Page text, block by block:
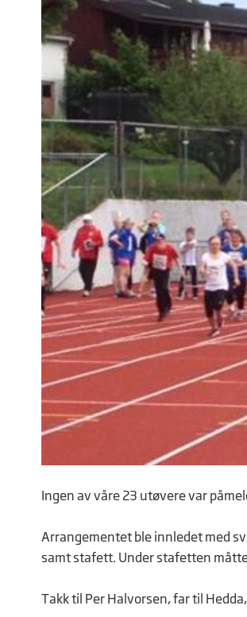
Ingen av våre 23 utøvere var
Arrangementet ble innledet med
samt stafett. Under stafetten
Takk til Per Halvorsen, far til